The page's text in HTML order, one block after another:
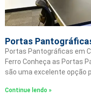
Portas
Portas Pantográficas em
Ferro Conheça as Portas
são uma excelente opção
Continue lendo »